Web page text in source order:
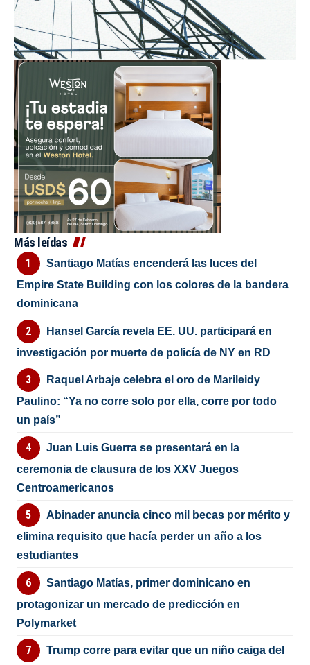
Más leídas
Santiago Matías encenderá las luces del
Empire State Building con los colores de la bandera
dominicana
Hansel García revela EE. UU. participará en
investigación por muerte de policía de NY en RD
Raquel Arbaje celebra el oro de Marileidy
Paulino: “Ya no corre solo por ella, corre por todo
un país”
Juan Luis Guerra se presentará en la
ceremonia de clausura de los XXV Juegos
Centroamericanos
Abinader anuncia cinco mil becas por mérito y
elimina requisito que hacía perder un año a los
estudiantes
Santiago Matías, primer dominicano en
protagonizar un mercado de predicción en
Polymarket
Trump corre para evitar que un niño caiga del